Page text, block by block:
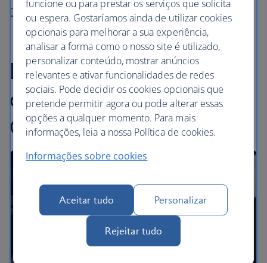
Descubra os nossos menus
Desfrute da cultura do
café londrina com a
Grind
funcione ou para prestar os serviços que solicita
ou espera. Gostaríamos ainda de utilizar cookies
opcionais para melhorar a sua experiência,
analisar a forma como o nosso site é utilizado,
personalizar conteúdo, mostrar anúncios
relevantes e ativar funcionalidades de redes
sociais. Pode decidir os cookies opcionais que
pretende permitir agora ou pode alterar essas
opções a qualquer momento. Para mais
informações, leia a nossa Política de cookies.
Informações sobre cookies
Aceitar tudo Personalizar
Rejeitar tudo